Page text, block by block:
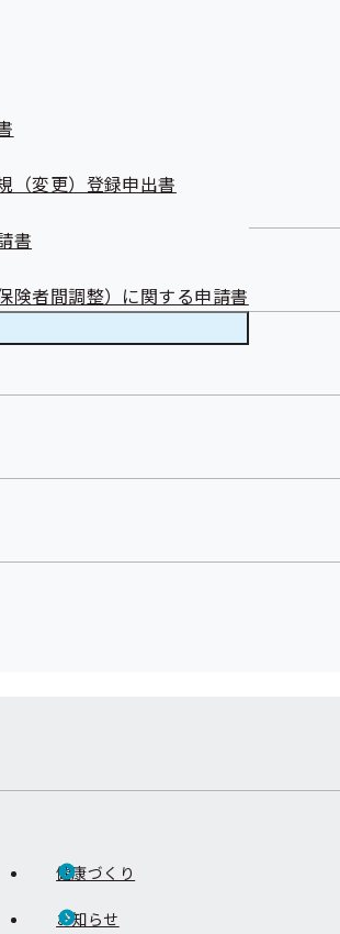
（変更）登録申出書
書
険者間調整）に関する申請書
健康づくり
お知らせ